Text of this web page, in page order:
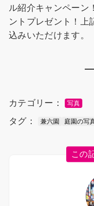
ル紹介キャンペーン
ントプレゼント！上
込みいただけます。
カテゴリー： 写真
タグ： 兼六園 庭園の写
この